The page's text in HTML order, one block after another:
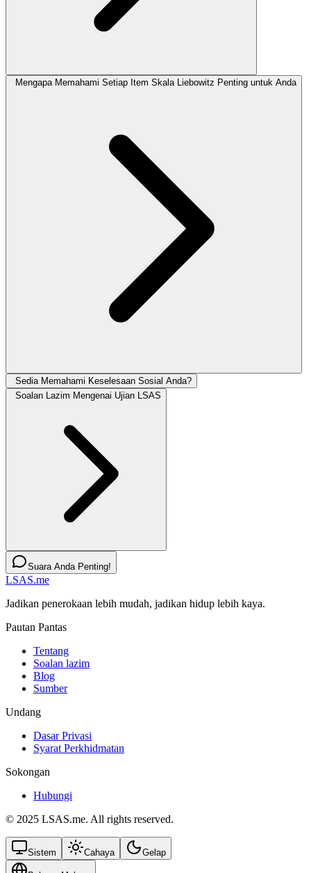
Mengapa Memahami Setiap Item Skala Liebowitz Penting untuk Anda
Sedia Memahami Keselesaan Sosial Anda?
Soalan Lazim Mengenai Ujian LSAS
Suara Anda Penting!
LSAS.me
Jadikan penerokaan lebih mudah, jadikan hidup lebih kaya.
Pautan Pantas
Tentang
Soalan lazim
Blog
Sumber
Undang
Dasar Privasi
Syarat Perkhidmatan
Sokongan
Hubungi
© 2025 LSAS.me. All rights reserved.
Sistem Cahaya Gelap